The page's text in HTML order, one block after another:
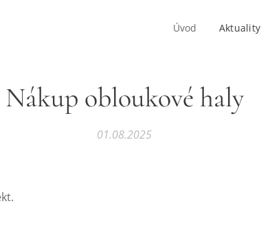
Úvod Aktuality
Nákup obloukové haly
01.08.2025